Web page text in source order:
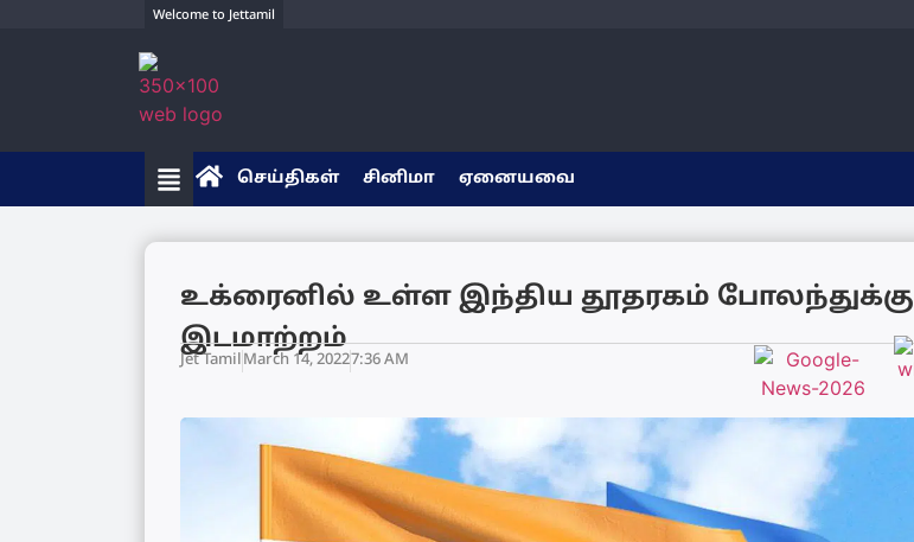
Welcome to Jettamil
செய்திகள் சினிமா ஏனையவை
உக்ரைனில் உள்ள இந்திய தூதரகம் போலந்துக்கு
இடமாற்றம்
Jet TamilMarch 14, 20227:36 AM